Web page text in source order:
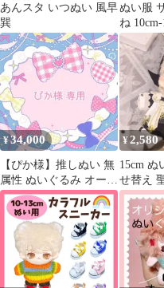
あんスタ いつぬい 風早
巽
ぬい服
ね 10cm-
リー 推
8色 眼
せ替え
推しぬ
服 ちび
¥34,000
【ぴか様】推しぬい 無
属性 ぬいぐるみ オーダ
ー
¥2,580
15cm ぬ
せ替え
びぬい